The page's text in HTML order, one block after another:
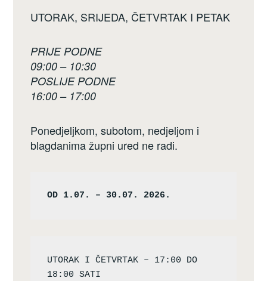
UTORAK, SRIJEDA, ČETVRTAK I PETAK
PRIJE PODNE
09:00 – 10:30
POSLIJE PODNE
16:00 – 17:00
Ponedjeljkom, subotom, nedjeljom i
blagdanima župni ured ne radi.
OD 1.07. – 30.07. 2026.
UTORAK I ČETVRTAK – 17:00 DO
18:00 SATI